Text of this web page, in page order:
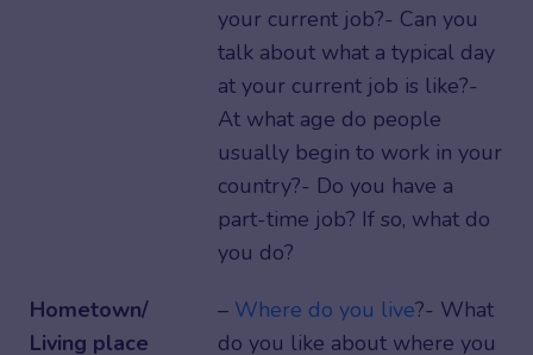
your current job?- Can you
talk about what a typical day
at your current job is like?-
At what age do people
usually begin to work in your
country?- Do you have a
part-time job? If so, what do
you do?
Hometown/
Living place
– Where do you live?- What
do you like about where you